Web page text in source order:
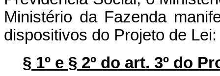
Ministério da Fazenda
dispositivos do Projeto de Lei:
§ 1º e § 2º do art. 3º do